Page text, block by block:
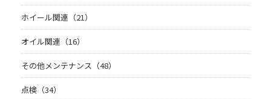
ホイール関連（21）
オイル関連（16）
その他メンテナンス（48）
点検（34）